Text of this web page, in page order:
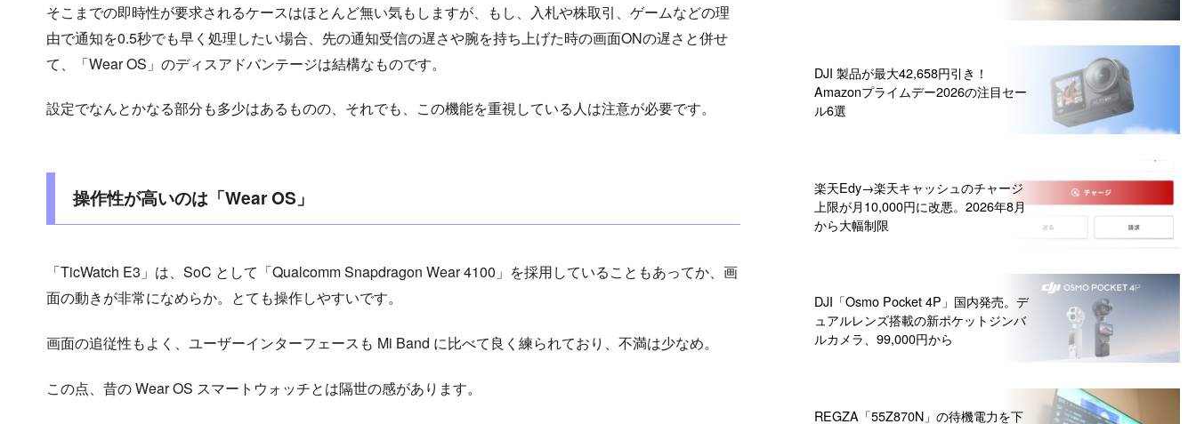
そこまでの即時性が要求されるケースはほとんど無い気もしますが、もし、入札や株取引、ゲームなどの理
由で通知を0.5秒でも早く処理したい場合、先の通知受信の遅さや腕を持ち上げた時の画面ONの遅さと併せ
て、「Wear OS」のディスアドバンテージは結構なものです。
設定でなんとかなる部分も多少はあるものの、それでも、この機能を重視している人は注意が必要です。
操作性が高いのは「Wear OS」
「TicWatch E3」は、SoC として「Qualcomm Snapdragon Wear 4100」を採用していることもあってか、画
面の動きが非常になめらか。とても操作しやすいです。
画面の追従性もよく、ユーザーインターフェースも Mi Band に比べて良く練られており、不満は少なめ。
この点、昔の Wear OS スマートウォッチとは隔世の感があります。
DJI 製品が最大42,658円引き！
Amazonプライムデー2026の注目セー
ル6選
楽天Edy→楽天キャッシュのチャージ
上限が月10,000円に改悪。2026年8月
から大幅制限
DJI「Osmo Pocket 4P」国内発売。デ
ュアルレンズ搭載の新ポケットジンバ
ルカメラ、99,000円から
REGZA「55Z870N」の待機電力を下